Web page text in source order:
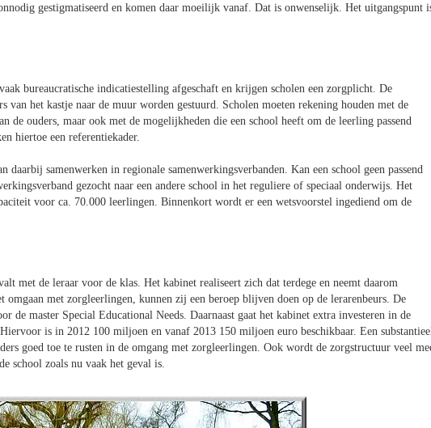
gestigmatiseerd en komen daar moeilijk vanaf. Dat is onwenselijk. Het uitgangspunt
bureaucratische indicatiestelling afgeschaft en krijgen scholen een zorgplicht. De
van het kastje naar de muur worden gestuurd. Scholen moeten rekening houden met de
de ouders, maar ook met de mogelijkheden die een school heeft om de leerling passend
hiertoe een referentiekader.
samenwerken in regionale samenwerkingsverbanden. Kan een school geen passend
gezocht naar een andere school in het reguliere of speciaal onderwijs. Het
voor ca. 70.000 leerlingen. Binnenkort wordt er een wetsvoorstel ingediend om de
met de leraar voor de klas. Het kabinet realiseert zich dat terdege en neemt daarom
omgaan met zorgleerlingen, kunnen zij een beroep blijven doen op de lerarenbeurs. De
de master Special Educational Needs. Daarnaast gaat het kabinet extra investeren in de
is in 2012 100 miljoen en vanaf 2013 150 miljoen euro beschikbaar. Een
goed toe te rusten in de omgang met zorgleerlingen. Ook wordt de zorgstructuur veel
school zoals nu vaak het geval is.